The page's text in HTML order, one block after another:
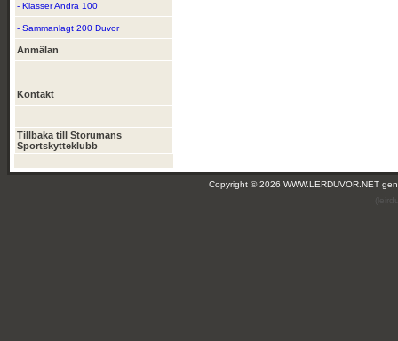
- Klasser Andra 100
- Sammanlagt 200 Duvor
Anmälan
Kontakt
Tillbaka till Storumans
Sportskytteklubb
Copyright © 2026 WWW.LERDUVOR.NET